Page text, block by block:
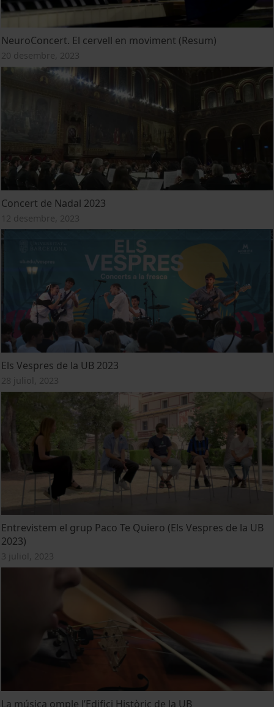
NeuroConcert. El cervell en moviment (Resum)
20 desembre, 2023
Concert de Nadal 2023
12 desembre, 2023
Els Vespres de la UB 2023
28 juliol, 2023
Entrevistem el grup Paco Te Quiero (Els Vespres de la UB
2023)
3 juliol, 2023
La música omple l’Edifici Històric de la UB